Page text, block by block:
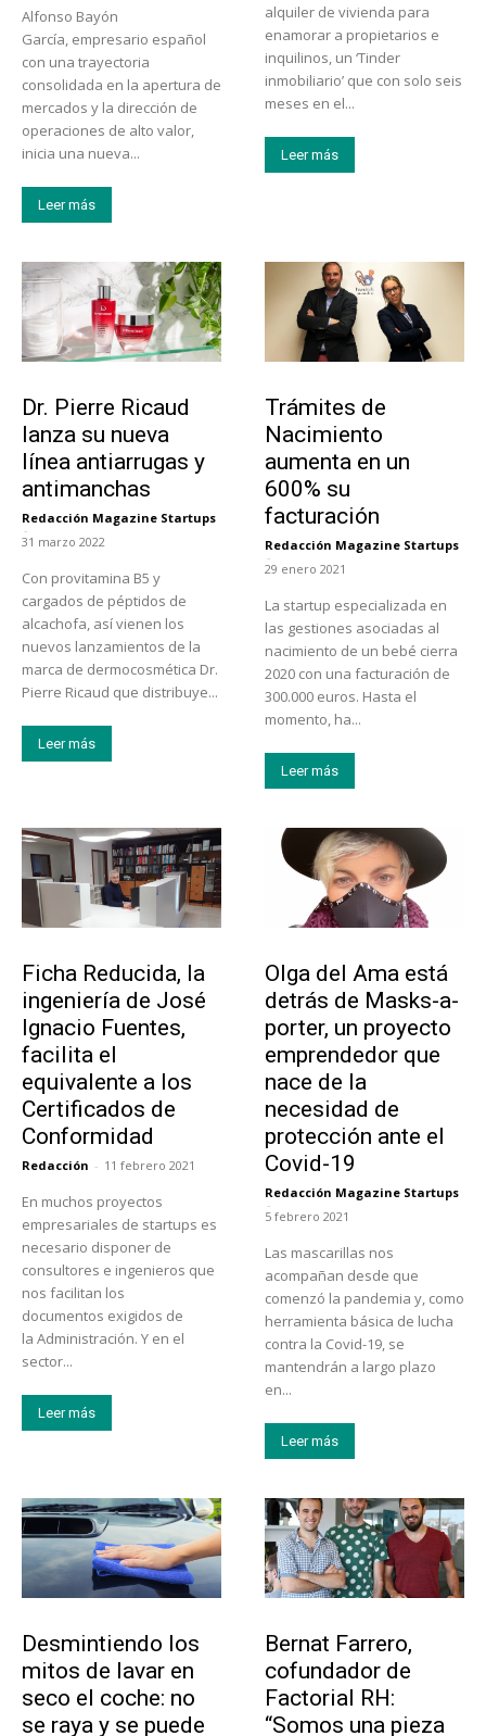
Alfonso Bayón
García, empresario español
con una trayectoria
consolidada en la apertura de
mercados y la dirección de
operaciones de alto valor,
inicia una nueva...
Leer más
alquiler de vivienda para
enamorar a propietarios e
inquilinos, un ‘Tinder
inmobiliario’ que con solo seis
meses en el...
Leer más
Dr. Pierre Ricaud
lanza su nueva
línea antiarrugas y
antimanchas
Redacción Magazine Startups
-
31 marzo 2022
Con provitamina B5 y
cargados de péptidos de
alcachofa, así vienen los
nuevos lanzamientos de la
marca de dermocosmética Dr.
Pierre Ricaud que distribuye...
Leer más
Trámites de
Nacimiento
aumenta en un
600% su
facturación
Redacción Magazine Startups
-
29 enero 2021
La startup especializada en
las gestiones asociadas al
nacimiento de un bebé cierra
2020 con una facturación de
300.000 euros. Hasta el
momento, ha...
Leer más
Ficha Reducida, la
ingeniería de José
Ignacio Fuentes,
facilita el
equivalente a los
Certificados de
Conformidad
Redacción - 11 febrero 2021
En muchos proyectos
empresariales de startups es
necesario disponer de
consultores e ingenieros que
nos facilitan los
documentos exigidos de
la Administración. Y en el
sector...
Leer más
Olga del Ama está
detrás de Masks-a-
porter, un proyecto
emprendedor que
nace de la
necesidad de
protección ante el
Covid-19
Redacción Magazine Startups
-
5 febrero 2021
Las mascarillas nos
acompañan desde que
comenzó la pandemia y, como
herramienta básica de lucha
contra la Covid-19, se
mantendrán a largo plazo
en...
Leer más
Desmintiendo los
mitos de lavar en
seco el coche: no
se raya y se puede
Bernat Farrero,
cofundador de
Factorial RH:
“Somos una pieza